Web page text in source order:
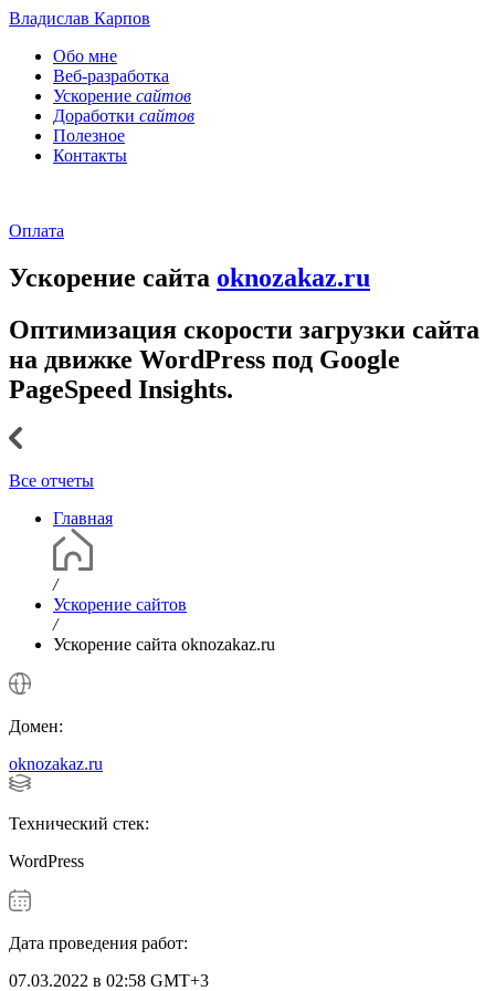
Владислав Карпов
Обо мне
Веб-разработка
Ускорение сайтов
Доработки сайтов
Полезное
Контакты
Оплата
Ускорение сайта oknozakaz.ru
Оптимизация скорости загрузки сайта
на движке WordPress под Google
PageSpeed Insights.
Все отчеты
Главная
/
Ускорение сайтов
/
Ускорение сайта oknozakaz.ru
Домен:
oknozakaz.ru
Технический стек:
WordPress
Дата проведения работ:
07.03.2022 в 02:58 GMT+3